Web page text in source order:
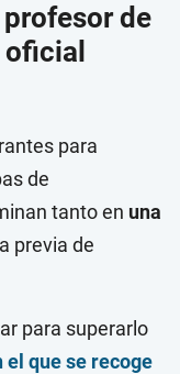
de
para
de
tanto en una
previa de
para superarlo
el que se recoge